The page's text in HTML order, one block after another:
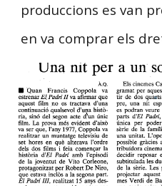
produccions es van
en va comprar els